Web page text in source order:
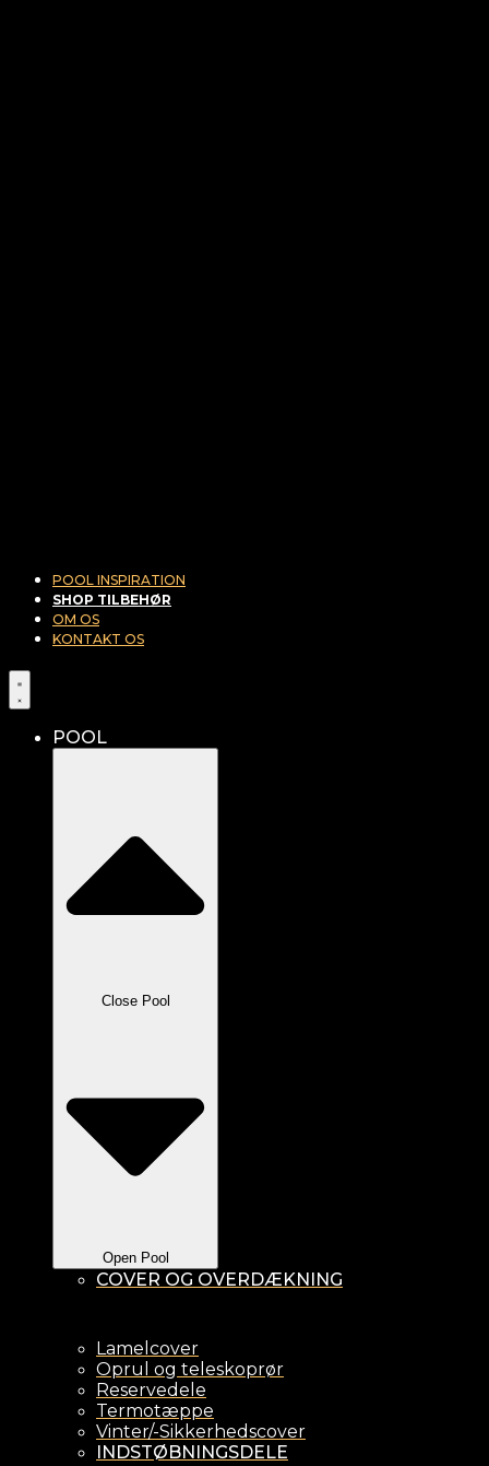
POOL INSPIRATION
SHOP TILBEHØR
OM OS
KONTAKT OS
POOL
Close Pool
Open Pool
COVER OG OVERDÆKNING
Lamelcover
Oprul og teleskoprør
Reservedele
Termotæppe
Vinter/-Sikkerhedscover
INDSTØBNINGSDELE